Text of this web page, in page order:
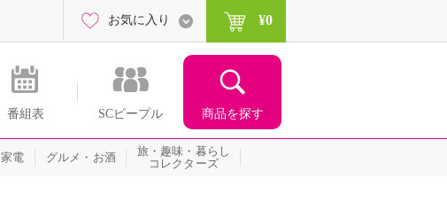
番組表 SCピープル 商品を探す
お気に入り ¥0
家電 グルメ・お酒
旅・趣味・暮らし
コレクターズ